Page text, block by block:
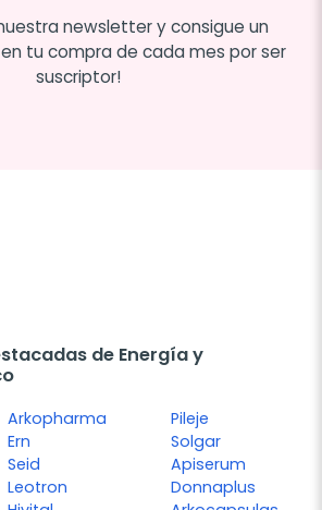
newsletter y consigue un
tu compra de cada mes por ser
suscriptor!
de Energía y
Arkopharma
Ern
Seid
Leotron
Pileje
Solgar
Apiserum
Donnaplus